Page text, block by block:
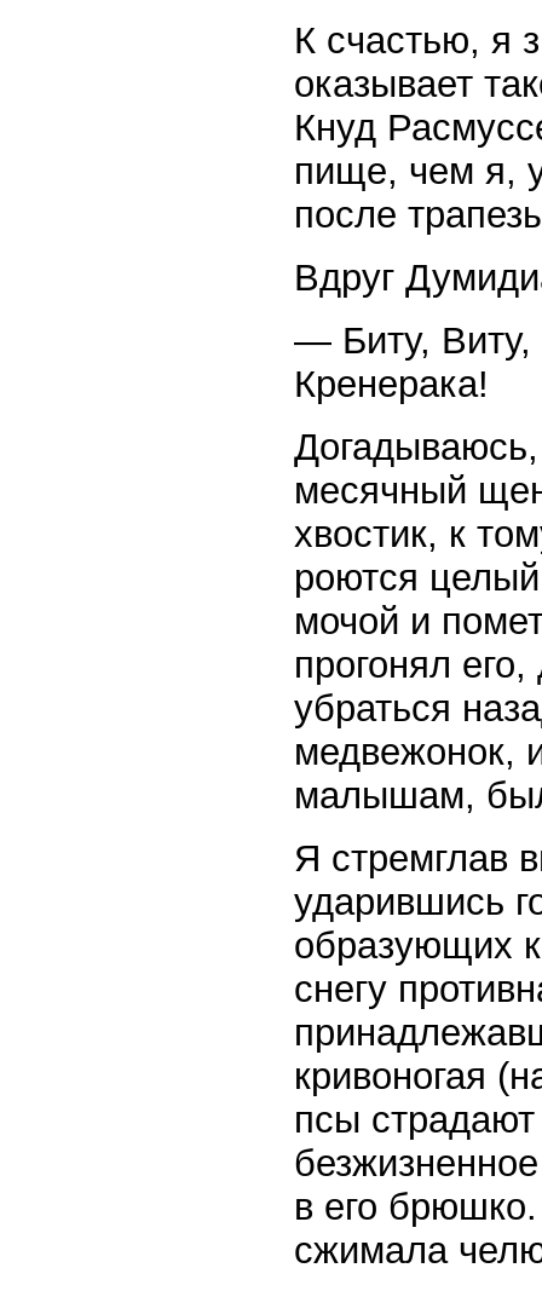
К счастью, я
оказывает
Кнуд
пище, чем я,
после
Вдруг
— Биту, Виту,
Кренерака!
месячный
хвостик, к
роются целый
мочой и
прогонял
убраться
медвежонок,
малышам,
Я стремглав
ударившись
образующих
снегу
кривоногая
псы
в его
сжимала